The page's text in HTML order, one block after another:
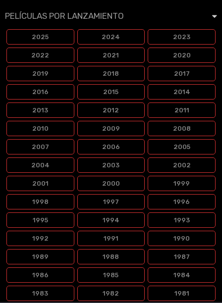
PELÍCULAS POR LANZAMIENTO
2025 2024 2023
2022 2021 2020
2019 2018 2017
2016 2015 2014
2013 2012 2011
2010 2009 2008
2007 2006 2005
2004 2003 2002
2001 2000 1999
1998 1997 1996
1995 1994 1993
1992 1991 1990
1989 1988 1987
1986 1985 1984
1983 1982 1981